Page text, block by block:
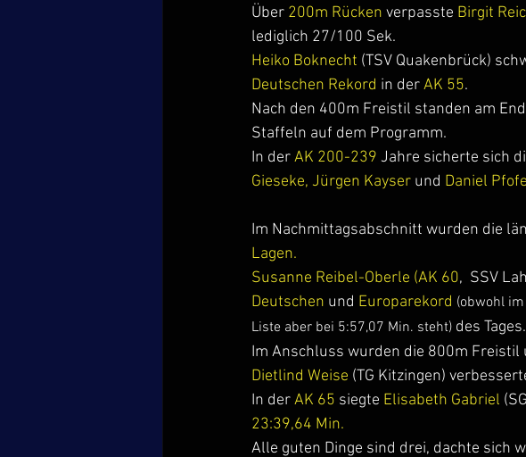
Über 200m Rücken verpasste Birgit
lediglich 27/100 Sek.
Heiko Boknecht (TSV Quakenbrück)
Deutschen Rekord in der AK 55.
Nach den 400m Freistil standen am
Staffeln auf dem Programm.
In der AK 200-239 Jahre sicherte sich
Gieseke, Jürgen Kayser und Daniel Pfofe
Im Nachmittagsabschnitt wurden die
Lagen.
Susanne Reibel-Oberle (AK 60,  SSV
Deutschen und Europarekord (obwohl
Liste aber bei 5:57,07 Min. steht) des Tages.
Im Anschluss wurden die 800m Freistil
Dietlind Weise (TG Kitzingen)
In der AK 65 siegte Elisabeth Gabriel
23:39,64 Min.
Alle guten Dinge sind drei, dachte sich